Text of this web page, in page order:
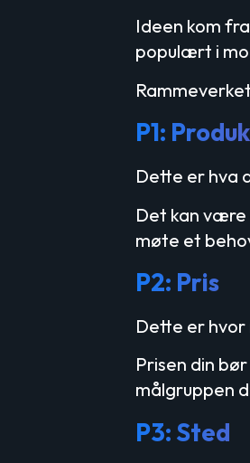
Ideen kom fra
populært i
P1:
Dette er hva
Det kan være
møte et
P2: Pris
Dette er
Prisen din
målgruppen
P3: Sted